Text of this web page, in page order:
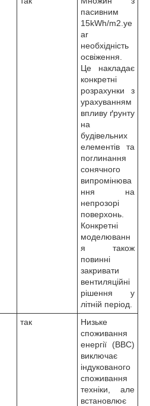
пасивним
15kWh/m2.ye
ar
необхідність
освіження.
Це накладає
конкретні
розрахунки з
урахуванням
впливу ґрунту
на
будівельних
елементів та
поглинання
сонячного
випромінюва
ння на
непрозорі
поверхонь.
Конкретні
моделюванн
я також
повинні
закривати
вентиляційні
рішення у
літній період.
так
Низьке
споживання
енергії (BBC)
виключає
індукованого
споживання
техніки, але
встановлює